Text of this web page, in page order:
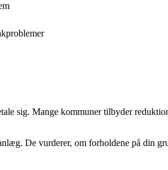
sig. Mange kommuner tilbyder
De vurderer, om forholdene på din